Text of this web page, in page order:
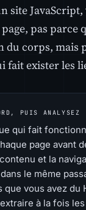
site JavaScript,
pas parce
du corps, mais
fait exister les
PUIS ANALYSEZ
qui fait
page avant
et la
le même
que vous avez du
à la fois